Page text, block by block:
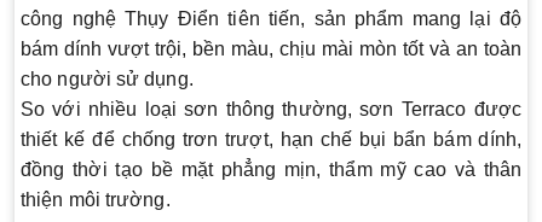
công nghệ Thụy Điển tiên tiến, sản phẩm mang lại độ
bám dính vượt trội, bền màu, chịu mài mòn tốt và an toàn
cho người sử dụng.
So với nhiều loại sơn thông thường, sơn Terraco được
thiết kế để chống trơn trượt, hạn chế bụi bẩn bám dính,
đồng thời tạo bề mặt phẳng mịn, thẩm mỹ cao và thân
thiện môi trường.